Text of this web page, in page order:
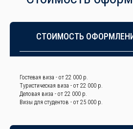
СТОИМОСТЬ
Гостевая виза - от 22 000 р.
Туристическая виза - от 22 000 р.
Деловая виза - от 22 000 р.
Визы для студентов - от 25 000 р.